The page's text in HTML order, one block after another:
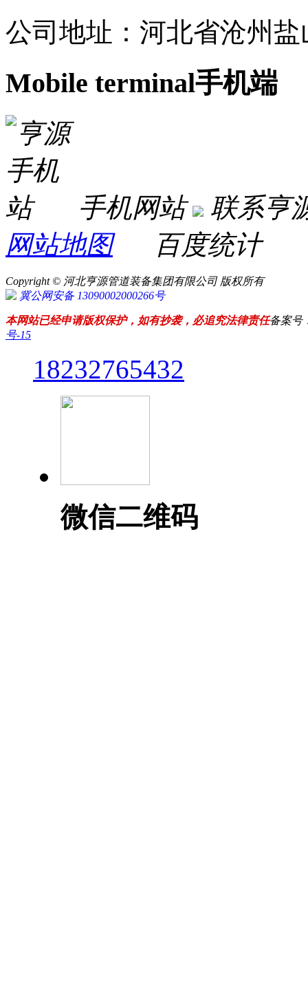
公司地址：河北省沧州
Mobile terminal手机端
手机网站
联系亨
网站地图百度统计
Copyright © 河北亨源管道装备集团有限公司 版权所有
冀公网安备 13090002000266号
本网站已经申请版权保护，如有抄袭，必追究法律责任备案号
号-15
18232765432
微信二维码